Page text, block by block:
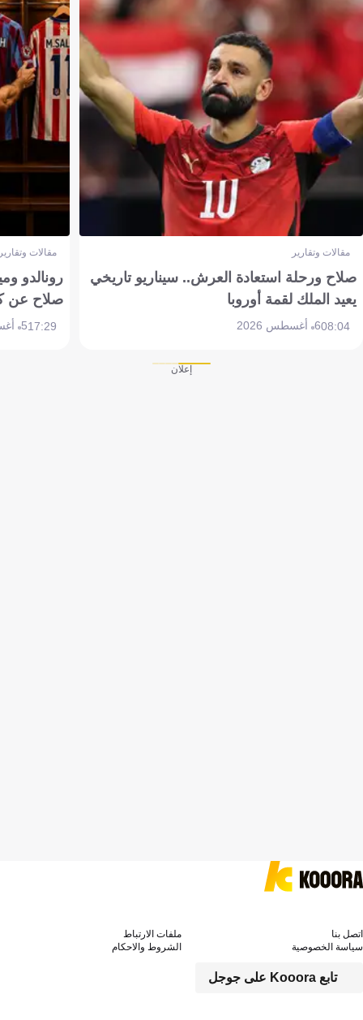
مقالات وتقارير
صلاح ورحلة استعادة العرش.. سيناريو تاريخي
يعيد الملك لقمة أوروبا
08:046 أغسطس 2026
مقالات
رونالدو
صلاح عن
17:295 أغسطس 2026
إعلان
تابع Kooora على جوجل
اتصل بنا
ملفات الارتباط
سياسة الخصوصية
الشروط والاحكام